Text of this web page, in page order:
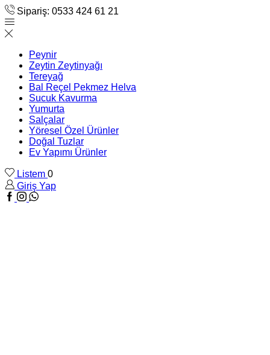
Sipariş: 0533 424 61 21
Peynir
Zeytin Zeytinyağı
Tereyağ
Bal Reçel Pekmez Helva
Sucuk Kavurma
Yumurta
Salçalar
Yöresel Özel Ürünler
Doğal Tuzlar
Ev Yapımı Ürünler
Listem 0
Giriş Yap
Facebook
Instagram
WhatsApp